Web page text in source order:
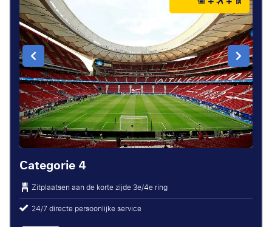
Categorie 4
Zitplaatsen aan de korte zijde 3e/4e ring
24/7 directe persoonlijke service